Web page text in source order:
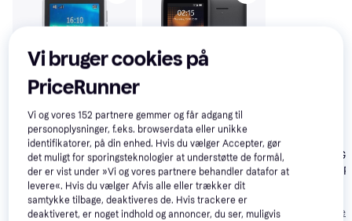
Doro 5860
128MB
4.8
1.041 kr.
Nokia 215 4G 128MB
999 kr.
Nokia 225 4G
2024 128MB
Eller 3 betalinger
Vi bruger cookies på
PriceRunner
Vi og vores152 partnere gemmer og får adgang til
personoplysninger, f.eks. browserdata eller unikke
identifikatorer, på din enhed. Hvis du vælger Accepter, gør
det muligt for sporingsteknologier at understøtte de formål,
der er vist under »Vi og vores partnere behandler datafor at
levere«. Hvis du vælger Afvis alle eller trækker dit
samtykke tilbage, deaktiveres de. Hvis trackere er
deaktiveret, er noget indhold og annoncer, du ser, muligvis